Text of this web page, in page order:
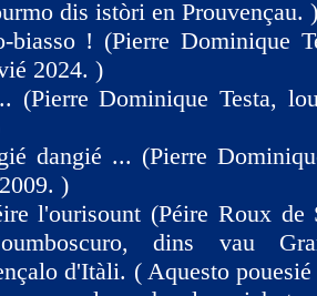
dis istòri en Prouvençau. )
biasso ! (Pierre Dominique
2024. )
(Pierre Dominique Testa,
dangié ... (Pierre
)
l'ourisount (Péire Roux de
dins vau
d'Itàli. ( Aquesto